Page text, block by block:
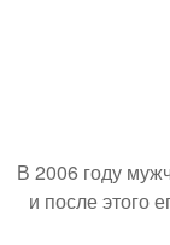
В 2006 году
и после этого